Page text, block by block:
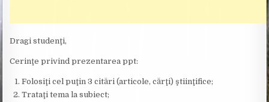
Dragi studenţi,
Cerinţe privind prezentarea ppt:
Folosiţi cel puţin 3 citări (articole, cărţi) ştiinţifice;
Trataţi tema la subiect;